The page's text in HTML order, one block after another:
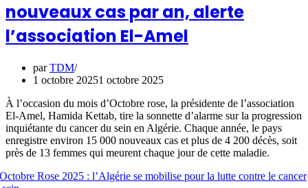
nouveaux cas par an, alerte
l’association El-Amel
parTDM
1 octobre 20251 octobre 2025
À l’occasion du mois d’Octobre rose, la présidente de l’association
El-Amel, Hamida Kettab, tire la sonnette d’alarme sur la progression
inquiétante du cancer du sein en Algérie. Chaque année, le pays
enregistre environ 15 000 nouveaux cas et plus de 4 200 décès, soit
près de 13 femmes qui meurent chaque jour de cette maladie.